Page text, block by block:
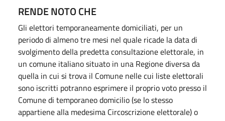
RENDE NOTO CHE
Gli elettori temporaneamente domiciliati, per un
periodo di almeno tre mesi nel quale ricade la data di
svolgimento della predetta consultazione elettorale, in
un comune italiano situato in una Regione diversa da
quella in cui si trova il Comune nelle cui liste elettorali
sono iscritti potranno esprimere il proprio voto presso il
Comune di temporaneo domicilio (se lo stesso
appartiene alla medesima Circoscrizione elettorale) o